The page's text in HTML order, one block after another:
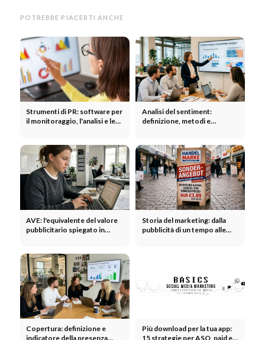
POTREBBE PIACERTI ANCHE
Strumenti di PR: software per
il monitoraggio, l'analisi e le
Analisi del sentiment:
definizione, metodi e
AVE: l'equivalente del valore
pubblicitario spiegato in
Storia del marketing: dalla
pubblicità di un tempo alle
Copertura: definizione e
indicatore della presenza
Più download per la tua app:
15 strategie per ASO, paid e